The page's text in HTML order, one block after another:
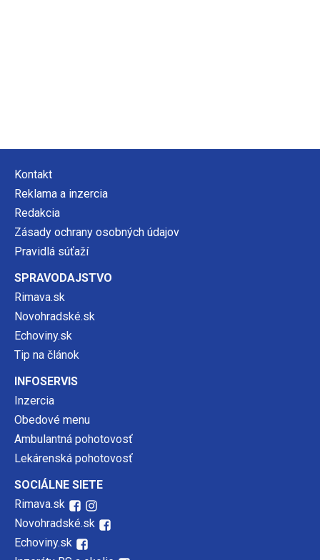
Kontakt
Reklama a inzercia
Redakcia
Zásady ochrany osobných údajov
Pravidlá súťaží
SPRAVODAJSTVO
Rimava.sk
Novohradské.sk
Echoviny.sk
Tip na článok
INFOSERVIS
Inzercia
Obedové menu
Ambulantná pohotovosť
Lekárenská pohotovosť
SOCIÁLNE SIETE
Rimava.sk
Novohradské.sk
Echoviny.sk